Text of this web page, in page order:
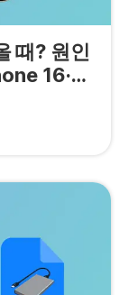
때? 원인
16·17